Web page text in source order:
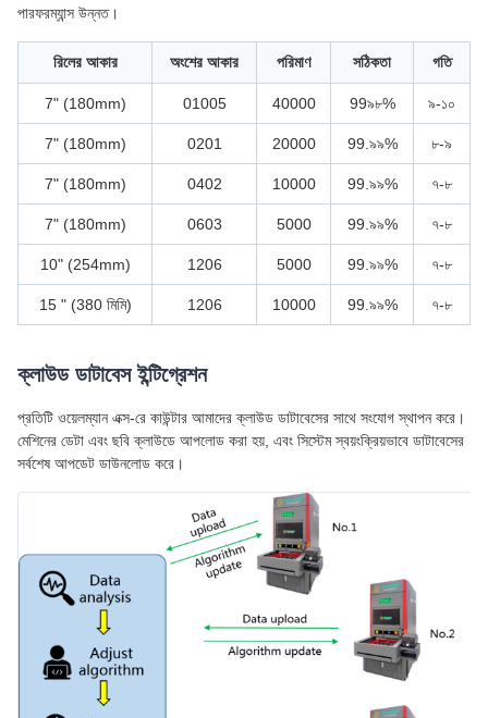
পারফরম্যান্স উন্নত।
রিলের আকার অংশের আকার পরিমাণ সঠিকতা গতি
7" (180mm) 01005 40000 99৯৮% ৯-১০
7" (180mm) 0201 20000 99.৯৯% ৮-৯
7" (180mm) 0402 10000 99.৯৯% ৭-৮
7" (180mm) 0603 5000 99.৯৯% ৭-৮
10" (254mm) 1206 5000 99.৯৯% ৭-৮
15 " (380 মিমি) 1206 10000 99.৯৯% ৭-৮
ক্লাউড ডাটাবেস ইন্টিগ্রেশন
প্রতিটি ওয়েলম্যান এক্স-রে কাউন্টার আমাদের ক্লাউড ডাটাবেসের সাথে সংযোগ স্থাপন করে।
মেশিনের ডেটা এবং ছবি ক্লাউডে আপলোড করা হয়, এবং সিস্টেম স্বয়ংক্রিয়ভাবে ডাটাবেসের
সর্বশেষ আপডেট ডাউনলোড করে।